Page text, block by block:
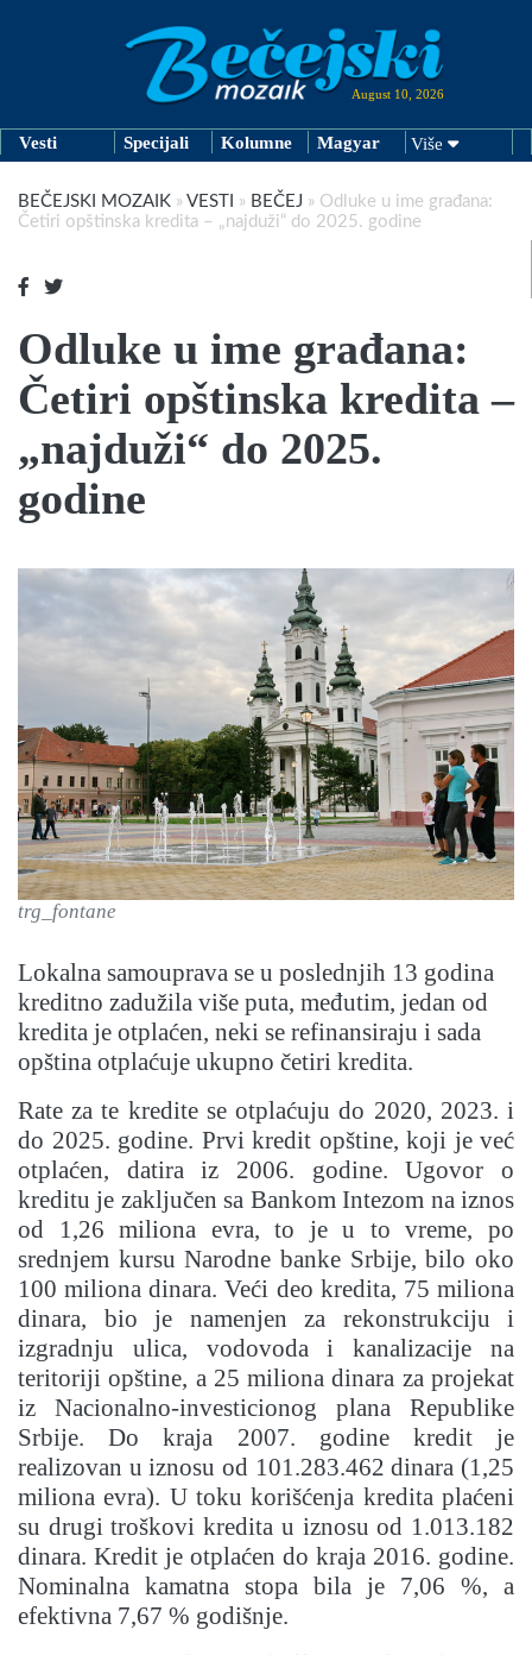
August 10, 2026
Vesti Specijali Kolumne Magyar Više
BEČEJSKI MOZAIK » VESTI » BEČEJ » Odluke u ime građana:
Četiri opštinska kredita – „najduži“ do 2025. godine
Odluke u ime građana:
Četiri opštinska kredita –
„najduži“ do 2025.
godine
trg_fontane
Lokalna samouprava se u poslednjih 13 godina
kreditno zadužila više puta, međutim, jedan od
kredita je otplaćen, neki se refinansiraju i sada
opština otplaćuje ukupno četiri kredita.
Rate za te kredite se otplaćuju do 2020, 2023. i
do 2025. godine. Prvi kredit opštine, koji je već
otplaćen, datira iz 2006. godine. Ugovor o
kreditu je zaključen sa Bankom Intezom na iznos
od 1,26 miliona evra, to je u to vreme, po
srednjem kursu Narodne banke Srbije, bilo oko
100 miliona dinara. Veći deo kredita, 75 miliona
dinara, bio je namenjen za rekonstrukciju i
izgradnju ulica, vodovoda i kanalizacije na
teritoriji opštine, a 25 miliona dinara za projekat
iz Nacionalno-investicionog plana Republike
Srbije. Do kraja 2007. godine kredit je
realizovan u iznosu od 101.283.462 dinara (1,25
miliona evra). U toku korišćenja kredita plaćeni
su drugi troškovi kredita u iznosu od 1.013.182
dinara. Kredit je otplaćen do kraja 2016. godine.
Nominalna kamatna stopa bila je 7,06 %, a
efektivna 7,67 % godišnje.